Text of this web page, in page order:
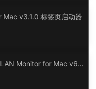
v3.1.0 标签页启动器
Monitor for Mac v6.